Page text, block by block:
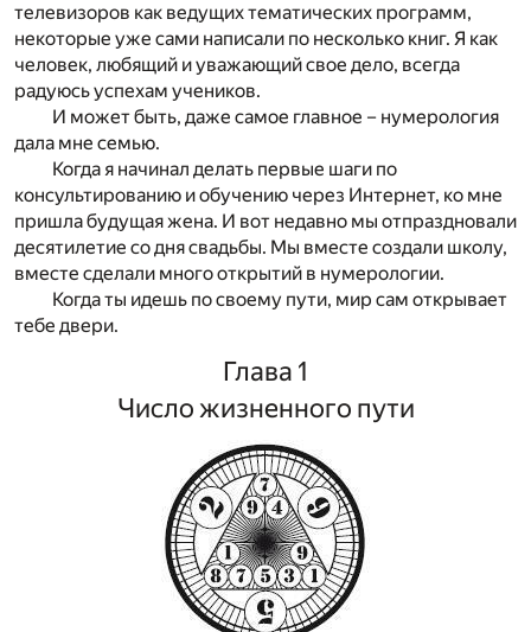
телевизоров как ведущих тематических программ,
некоторые уже сами написали по несколько книг. Я как
человек, любящий и уважающий свое дело, всегда
радуюсь успехам учеников.
И может быть, даже самое главное – нумерология
дала мне семью.
Когда я начинал делать первые шаги по
консультированию и обучению через Интернет, ко мне
пришла будущая жена. И вот недавно мы отпраздновали
десятилетие со дня свадьбы. Мы вместе создали школу,
вместе сделали много открытий в нумерологии.
Когда ты идешь по своему пути, мир сам открывает
тебе двери.
Глава 1
Число жизненного пути